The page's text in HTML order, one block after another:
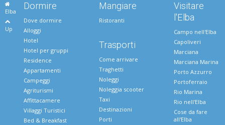
Elba
Up
Dormire
Dove dormire
Alloggi
Hotel
Hotel per gruppi
Residence
Appartamenti
Campeggi
Agriturismi
Affittacamere
Villaggi Turistici
Bed & Breakfast
Mangiare
Ristoranti
Trasporti
Come arrivare
Traghetti
Noleggi
Noleggia scooter
Taxi
Destinazioni
Porti
Visitare
l'Elba
Campo nell'Elba
Capoliveri
Marciana
Marciana Marina
Porto Azzurro
Portoferraio
Rio Marina
Rio nell'Elba
Cose da fare
all'Elba